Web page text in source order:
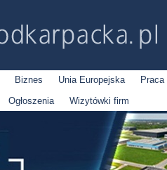
Biznes Unia Europejska Praca
Ogłoszenia Wizytówki firm